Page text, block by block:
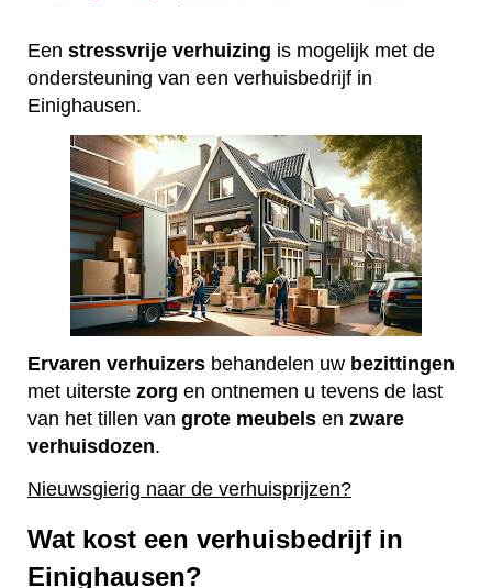
Een stressvrije verhuizing is mogelijk met de
ondersteuning van een verhuisbedrijf in
Einighausen.
Ervaren verhuizers behandelen uw bezittingen
met uiterste zorg en ontnemen u tevens de last
van het tillen van grote meubels en zware
verhuisdozen.
Nieuwsgierig naar de verhuisprijzen?
Wat kost een verhuisbedrijf in
Einighausen?